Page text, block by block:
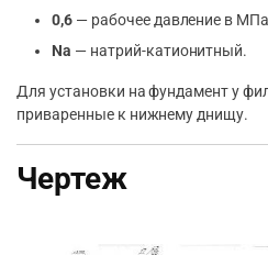
0,6— рабочее давление в
Na — натрий-катионитный.
Для установки на фундамент у
приваренные к нижнему днищу.
Чертеж